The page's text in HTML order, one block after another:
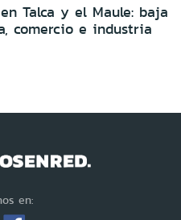
Talca y el Maule: baja
comercio e industria
en: